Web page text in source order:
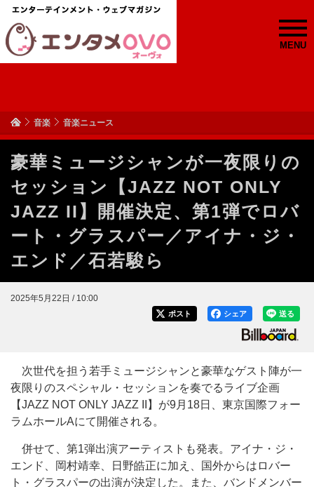
MENU
音楽 音楽ニュース
豪華ミュージシャンが一夜限りの
セッション【JAZZ NOT ONLY
JAZZ II】開催決定、第1弾でロバ
ート・グラスパー／アイナ・ジ・
エンド／石若駿ら
2025年5月22日 / 10:00
送る
シェア
ポスト
次世代を担う若手ミュージシャンと豪華なゲスト陣が一
夜限りのスペシャル・セッションを奏でるライブ企画
【JAZZ NOT ONLY JAZZ II】が9月18日、東京国際フォー
ラムホールAにて開催される。
併せて、第1弾出演アーティストも発表。アイナ・ジ・
エンド、岡村靖幸、日野皓正に加え、国外からはロバー
ト・グラスパーの出演が決定した。また、バンドメンバー